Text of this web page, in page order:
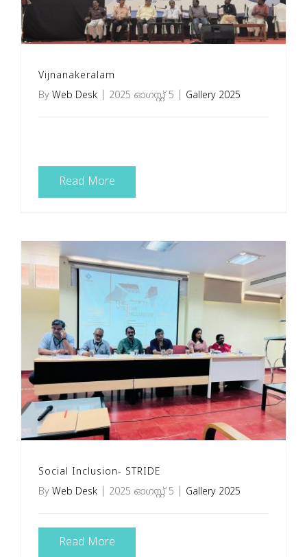
Vijnanakeralam
By Web Desk 2025 ഓഗസ്റ്റ്‌ 5 Gallery 2025
Read More
Social Inclusion- STRIDE
By Web Desk 2025 ഓഗസ്റ്റ്‌ 5 Gallery 2025
Read More